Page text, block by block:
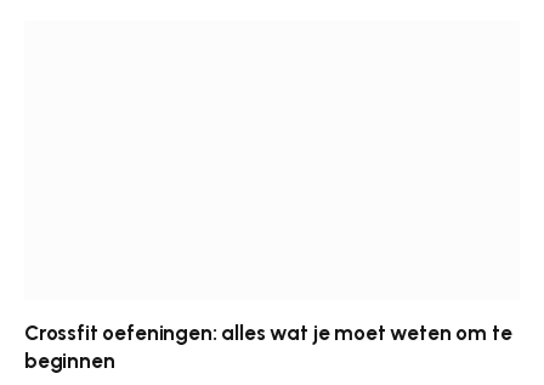
Crossfit oefeningen: alles wat je moet weten om te
beginnen